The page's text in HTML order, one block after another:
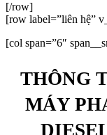
[/row]
[row label=”liên hệ”
[col span=”6″
THÔNG
MÁY